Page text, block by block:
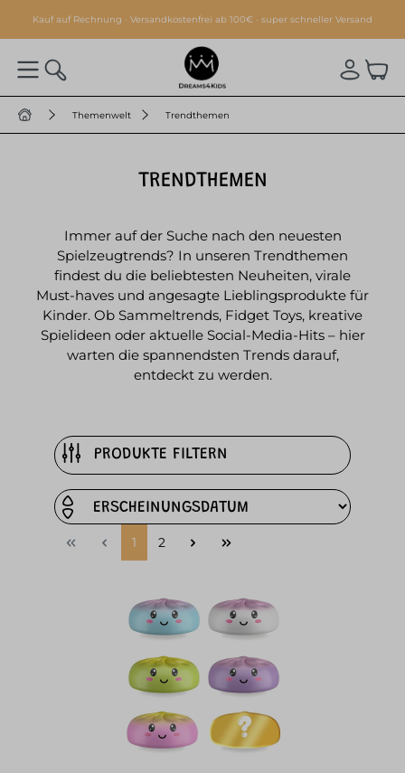
springen
Kauf auf Rechnung · Versandkostenfrei ab 100€ · super schneller Versand
Themenwelt Trendthemen
TRENDTHEMEN
Immer auf der Suche nach den neuesten
Spielzeugtrends? In unseren Trendthemen
findest du die beliebtesten Neuheiten, virale
Must-haves und angesagte Lieblingsprodukte für
Kinder. Ob Sammeltrends, Fidget Toys, kreative
Spielideen oder aktuelle Social-Media-Hits – hier
warten die spannendsten Trends darauf,
entdeckt zu werden.
PRODUKTE FILTERN
1 2